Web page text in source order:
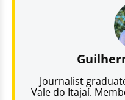
Journalist
Vale do Itajaí.